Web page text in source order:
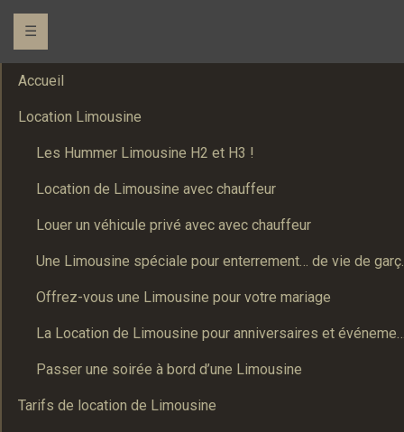
☰
Accueil
Location Limousine
Les Hummer Limousine H2 et H3 !
Location de Limousine avec chauffeur
Louer un véhicule privé avec avec chauffeur
Une
Offrez-vous une Limousine pour votre mariage
La Location de Limousine pour
Passer une soirée à bord d’une Limousine
Tarifs de location de Limousine